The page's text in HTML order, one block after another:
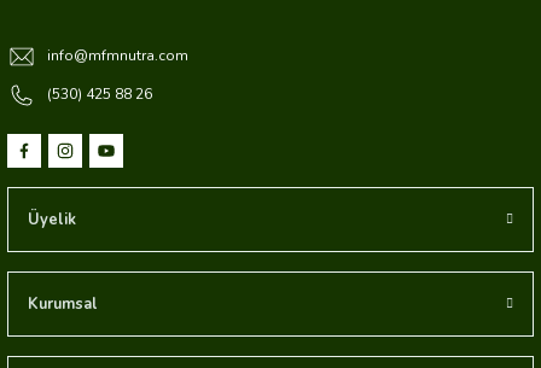
info@mfmnutra.com
(530) 425 88 26
Üyelik
Kurumsal